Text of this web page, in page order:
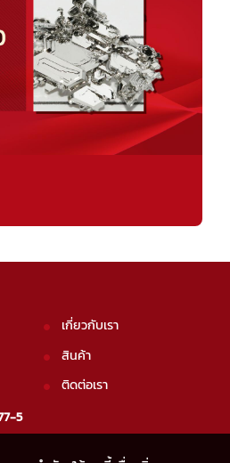
เกี่ยวกับเรา
สินค้า
ติดต่อเรา
5